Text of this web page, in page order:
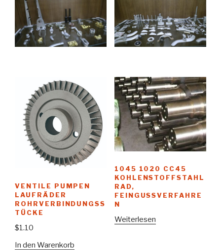
VENTILE PUMPEN
LAUFRÄDER
ROHRVERBINDUNGSS
TÜCKE
$1.10
In den Warenkorb
1045 1020 CC45
KOHLENSTOFFSTAHL
RAD,
FEINGUSSVERFAHRE
N
Weiterlesen